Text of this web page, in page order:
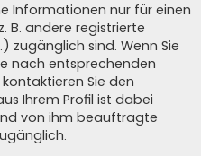
Informationen nur für einen
B. andere registrierte
zugänglich sind. Wenn Sie
nach entsprechenden
Sie den
Ihrem Profil ist dabei
von ihm beauftragte